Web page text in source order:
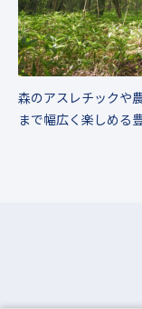
森のアスレチックや
まで幅広く楽しめる